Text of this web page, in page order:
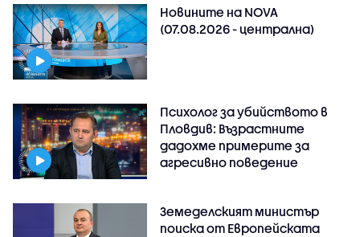
Новините на NOVA
(07.08.2026 - централна)
Психолог за убийството в
Пловдив: Възрастните
дадохме примерите за
агресивно поведение
Земеделският министър
поиска от Европейската